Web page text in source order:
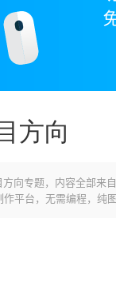
方向
向专题，内容全部来
平台，无需编程，纯